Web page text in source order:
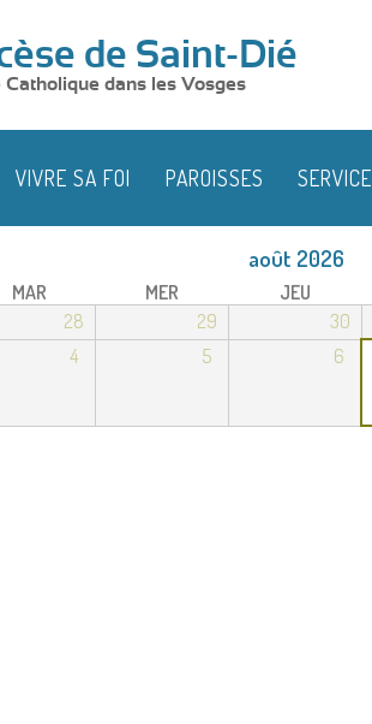
de Saint-Dié
Catholique dans les Vosges
VIVRE SA FOI PAROISSES
août 2026
MAR MER JEU
28 29 30
4 5 6